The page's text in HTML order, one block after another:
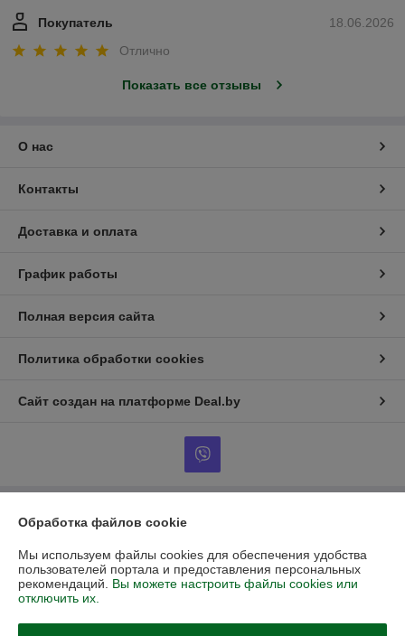
18.06.2026
Покупатель
Отлично
Показать все отзывы
О нас
Контакты
Доставка и оплата
График работы
Полная версия сайта
Политика обработки cookies
Сайт создан на платформе Deal.by
Информация для покупателя
Юридическое лицо:ООО "ДанаТарСервис"
220070, г.Минск, ул.Грицевца, 1-1Н
Регистрационный номер ЕГР: 192728056
УНП: 192728056
Обработка файлов cookie
Мы используем файлы cookies для обеспечения удобства
пользователей портала и предоставления персональных
рекомендаций. Вы можете настроить файлы cookies или
отключить их.